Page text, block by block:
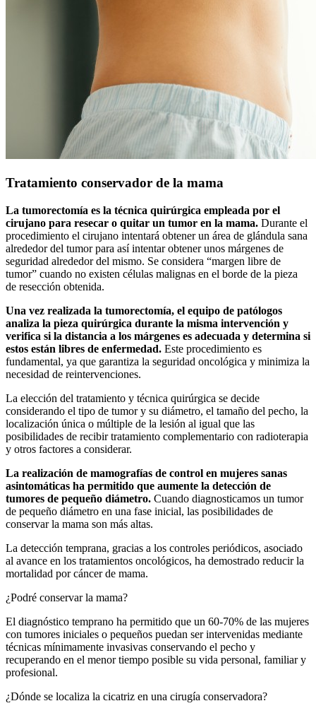
Tratamiento conservador de la mama
La tumorectomía es la técnica quirúrgica empleada por el
cirujano para resecar o quitar un tumor en la mama. Durante el
procedimiento el cirujano intentará obtener un área de glándula sana
alrededor del tumor para así intentar obtener unos márgenes de
seguridad alrededor del mismo. Se considera “margen libre de
tumor” cuando no existen células malignas en el borde de la pieza
de resección obtenida.
Una vez realizada la tumorectomía, el equipo de patólogos
analiza la pieza quirúrgica durante la misma intervención y
verifica si la distancia a los márgenes es adecuada y determina si
estos están libres de enfermedad. Este procedimiento es
fundamental, ya que garantiza la seguridad oncológica y minimiza la
necesidad de reintervenciones.
La elección del tratamiento y técnica quirúrgica se decide
considerando el tipo de tumor y su diámetro, el tamaño del pecho, la
localización única o múltiple de la lesión al igual que las
posibilidades de recibir tratamiento complementario con radioterapia
y otros factores a considerar.
La realización de mamografías de control en mujeres sanas
asintomáticas ha permitido que aumente la detección de
tumores de pequeño diámetro. Cuando diagnosticamos un tumor
de pequeño diámetro en una fase inicial, las posibilidades de
conservar la mama son más altas.
La detección temprana, gracias a los controles periódicos, asociado
al avance en los tratamientos oncológicos, ha demostrado reducir la
mortalidad por cáncer de mama.
¿Podré conservar la mama?
El diagnóstico temprano ha permitido que un 60-70% de las mujeres
con tumores iniciales o pequeños puedan ser intervenidas mediante
técnicas mínimamente invasivas conservando el pecho y
recuperando en el menor tiempo posible su vida personal, familiar y
profesional.
¿Dónde se localiza la cicatriz en una cirugía conservadora?